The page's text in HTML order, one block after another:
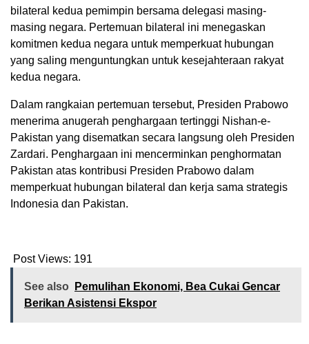
bilateral kedua pemimpin bersama delegasi masing-
masing negara. Pertemuan bilateral ini menegaskan
komitmen kedua negara untuk memperkuat hubungan
yang saling menguntungkan untuk kesejahteraan rakyat
kedua negara.
Dalam rangkaian pertemuan tersebut, Presiden Prabowo
menerima anugerah penghargaan tertinggi Nishan-e-
Pakistan yang disematkan secara langsung oleh Presiden
Zardari. Penghargaan ini mencerminkan penghormatan
Pakistan atas kontribusi Presiden Prabowo dalam
memperkuat hubungan bilateral dan kerja sama strategis
Indonesia dan Pakistan.
Post Views: 191
See also
Pemulihan Ekonomi, Bea Cukai Gencar
Berikan Asistensi Ekspor